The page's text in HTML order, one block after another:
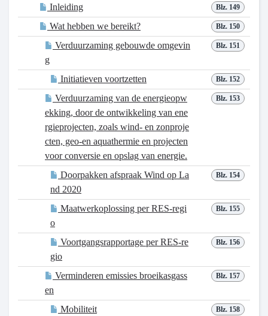
Blz. 149
Inleiding
Blz. 150
Wat hebben we bereikt?
Blz. 151
Verduurzaming gebouwde omgevin
g
Blz. 152
Initiatieven voortzetten
Blz. 153
Verduurzaming van de energieopw
ekking, door de ontwikkeling van ene
rgieprojecten, zoals wind- en zonproje
cten, geo-en aquathermie en projecten
voor conversie en opslag van energie.
Blz. 154
Doorpakken afspraak Wind op La
nd 2020
Blz. 155
Maatwerkoplossing per RES-regi
o
Blz. 156
Voortgangsrapportage per RES-re
gio
Blz. 157
Verminderen emissies broeikasgass
en
Blz. 158
Mobiliteit